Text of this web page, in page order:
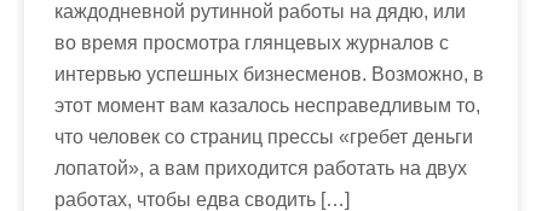
каждодневной рутинной работы на дядю, или
во время просмотра глянцевых журналов с
интервью успешных бизнесменов. Возможно, в
этот момент вам казалось несправедливым то,
что человек со страниц прессы «гребет деньги
лопатой», а вам приходится работать на двух
работах, чтобы едва сводить […]